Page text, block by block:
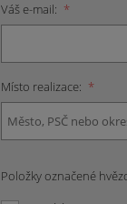
Váš e-mail: *
Místo realizace: *
Položky označené